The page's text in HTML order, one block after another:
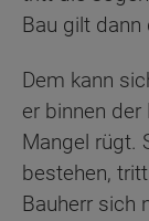
Bau gilt
Dem kann
er binnen
Mangel rügt.
bestehen,
Bauherr sich